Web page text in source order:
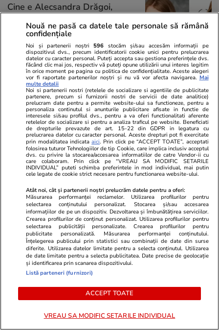
Cine e Alecsandra Drăgoi,
românca din Londra care a
semnat fotografia oficială a
premierului Marii Britanii
Știri România 09:08
Primele două avioane IAR-99
SM sunt gata la Avioane
Craiova, după 6 ani de la
semnarea contractului cu MApN
Știri România
10.000.000 de euro pentru
protejarea castorului și a
păsărilor rare. Ministerul
Mediului caută parteneri pentru
biodiversitate
Opinii 05 aug.
Auziți balastierele găinarilor
Nouă ne pasă ca datele tale personale să rămână
confidențiale
Noi și partenerii noștri 596 stocăm și/sau accesăm informații pe
dispozitivul dvs., precum identificatorii cookie unici pentru prelucrarea
datelor cu caracter personal. Puteți accepta sau gestiona preferințele dvs.
făcând clic mai jos, respectiv vă puteți opune utilizării unui interes legitim
în orice moment pe pagina cu politica de confidențialitate. Aceste alegeri
vor fi raportate partenerilor noștri și nu vă vor afecta navigarea. Mai
multe detalii
Noi si partenerii nostri (retelele de socializare si agentiile de publicitate
partenere, precum si furnizorii nostri de servicii de date analitice)
prelucram date pentru a permite website-ului sa functioneze, pentru a
personaliza continutul si anunturile publicitare afisate in functie de
interesele si/sau profilul dvs., pentru a va oferi functionalitati aferente
retelelor de socializare si pentru a analiza traficul pe website. Beneficiati
de drepturile prevazute de art. 15-22 din GDPR in legatura cu
prelucrarea datelor cu caracter personal. Aceste drepturi pot fi exercitate
prin modalitatea indicataaici. Prin click pe “ACCEPT TOATE”, acceptati
folosirea tuturor Tehnologiilor de tip Cookie, care implica inclusiv acceptul
dvs. cu privire la stocarea/accesarea informatiilor de catre Vendor-ii cu
care colaboram. Prin click pe “VREAU SA MODIFIC SETARILE
INDIVIDUAL” puteti schimba preferintele in mod individual, mai putin
cele legate de cookie strict necesare pentru functionarea website-ului.
Atât noi, cât și partenerii noștri prelucrăm datele pentru a oferi:
Măsurarea performanței reclamelor. Utilizarea profilurilor pentru
selectarea conținutului personalizat. Stocarea și/sau accesarea
informațiilor de pe un dispozitiv. Dezvoltarea și îmbunătățirea serviciilor.
Crearea profilurilor de conținut personalizat. Utilizarea profilurilor pentru
selectarea publicității personalizate. Crearea profilurilor pentru
publicitate personalizată. Măsurarea performanței conținutului.
Înțelegerea publicului prin statistici sau combinații de date din surse
diferite. Utilizarea datelor limitate pentru a selecta conținutul. Utilizarea
de date limitate pentru a selecta publicitatea. Date precise de geolocație
și identificarea prin scanarea dispozitivului.
Listă parteneri (furnizori)
ACCEPT TOATE
VREAU SA MODIFIC SETARILE INDIVIDUAL